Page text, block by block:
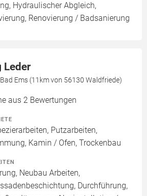
Hydraulischer Abgleich,
Renovierung / Badsanierung
Leder
Ems (11km von 56130 Waldfriede)
aus 2 Bewertungen
Putzarbeiten,
Kamin / Ofen, Trockenbau
Neubau Arbeiten,
Durchführung,